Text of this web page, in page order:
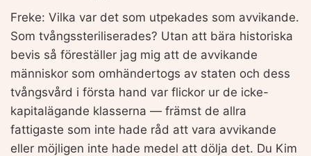
Freke: Vilka var det som utpekades som avvikande.
Som tvångssteriliserades? Utan att bära historiska
bevis så föreställer jag mig att de avvikande
människor som omhändertogs av staten och dess
tvångsvård i första hand var flickor ur de icke-
kapitalägande klasserna — främst de allra
fattigaste som inte hade råd att vara avvikande
eller möjligen inte hade medel att dölja det. Du Kim